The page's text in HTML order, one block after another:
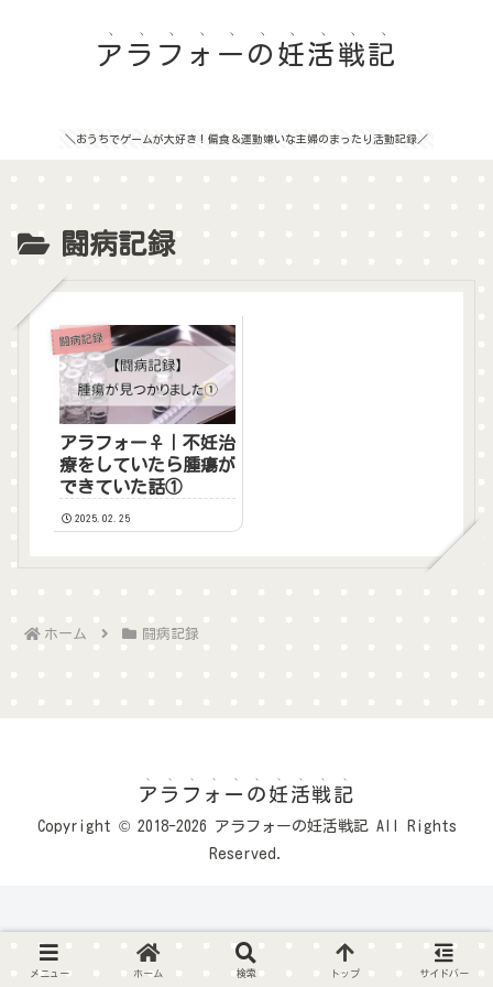
アラフォーの妊活戦記
＼おうちでゲームが大好き！偏食＆運動嫌いな主婦のまったり活動記録／
闘病記録
闘病記録
アラフォー♀｜不妊治
療をしていたら腫瘍が
できていた話①
2025.02.25
ホーム 闘病記録
アラフォーの妊活戦記
Copyright © 2018-2026 アラフォーの妊活戦記 All Rights
Reserved.
メニュー ホーム 検索 トップ サイドバー